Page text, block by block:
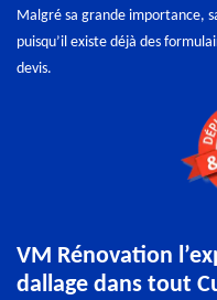
Malgré sa grande importance,
puisqu’il existe déjà des
devis.
VM Rénovation
dallage dans tout